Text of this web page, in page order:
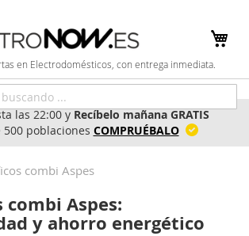
en Electrodomésticos, con entrega inmediata.
las 22:00 yRecíbelo mañana GRATIS
poblaciones COMPRUÉBALO
combi Aspes
Aspes:
y ahorro energético